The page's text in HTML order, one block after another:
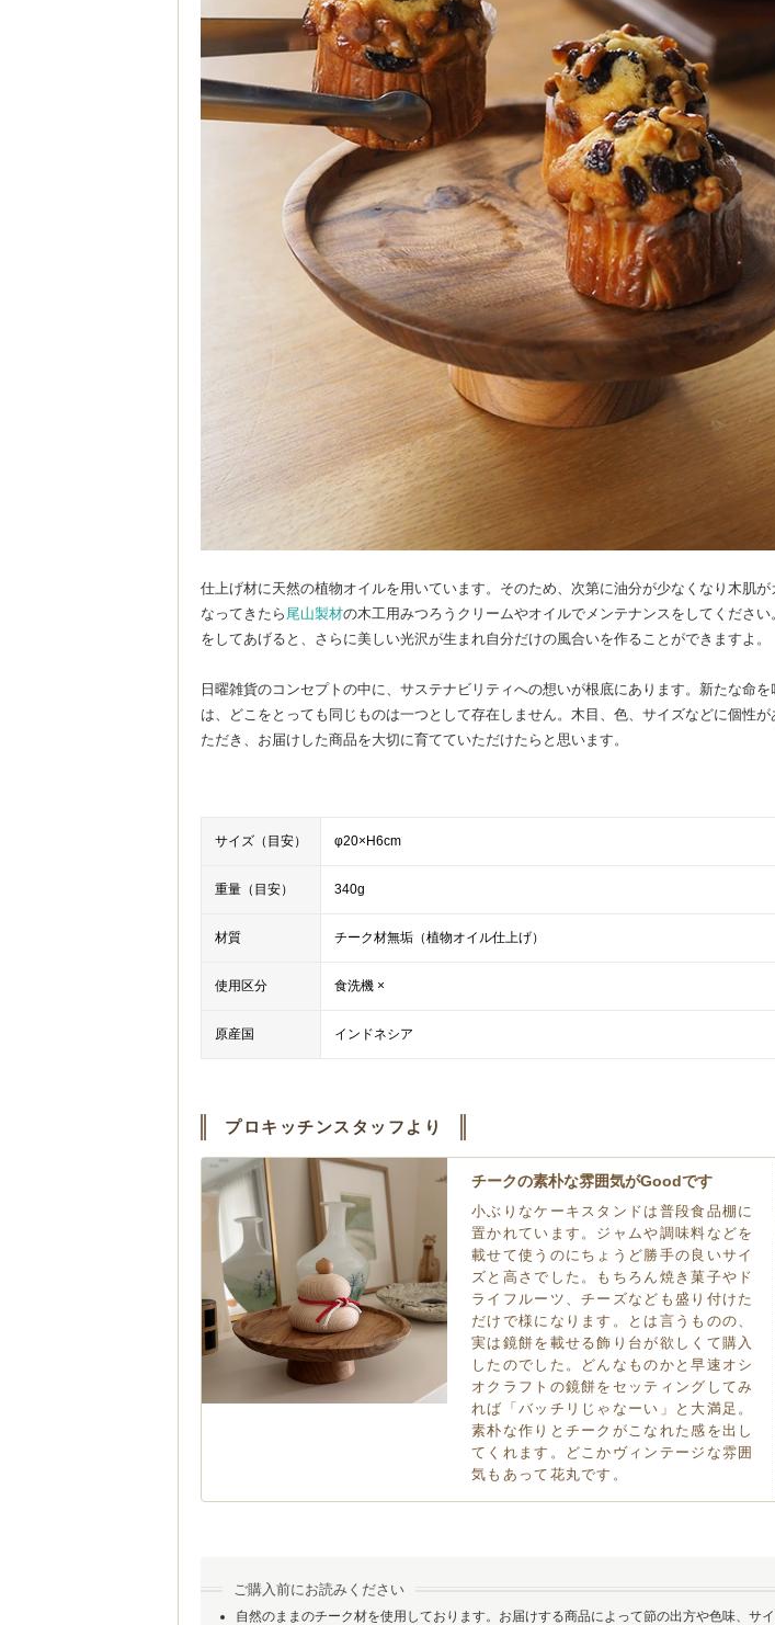
仕上げ材に天然の植物オイルを用いています。そのため、次第に油分が少なくなり木肌が
なってきたら 尾山製材の木工用みつろうクリームやオイルでメンテナンスをしてくださ
をしてあげると、さらに美しい光沢が生まれ自分だけの風合いを作ることができますよ。
日曜雑貨のコンセプトの中に、サステナビリティへの想いが根底にあります。新たな命
は、どこをとっても同じものは一つとして存在しません。木目、色、サイズなどに個性
ただき、お届けした商品を大切に育てていただけたらと思います。
サイズ（目安） φ20×H6cm
重量（目安） 340g
材質 チーク材無垢（植物オイル仕上げ）
使用区分 食洗機 ×
原産国 インドネシア
プロキッチンスタッフより
チークの素朴な雰囲気がGoodです
小ぶりなケーキスタンドは普段食品棚に
置かれています。ジャムや調味料などを
載せて使うのにちょうど勝手の良いサイ
ズと高さでした。もちろん焼き菓子やド
ライフルーツ、チーズなども盛り付けた
だけで様になります。とは言うものの、
実は鏡餅を載せる飾り台が欲しくて購入
したのでした。どんなものかと早速オシ
オクラフトの鏡餅をセッティングしてみ
れば「バッチリじゃなーい」と大満足。
素朴な作りとチークがこなれた感を出し
てくれます。どこかヴィンテージな雰囲
気もあって花丸です。
ご購入前にお読みください
自然のままのチーク材を使用しております。お届けする商品によって節の出方や色味、サ